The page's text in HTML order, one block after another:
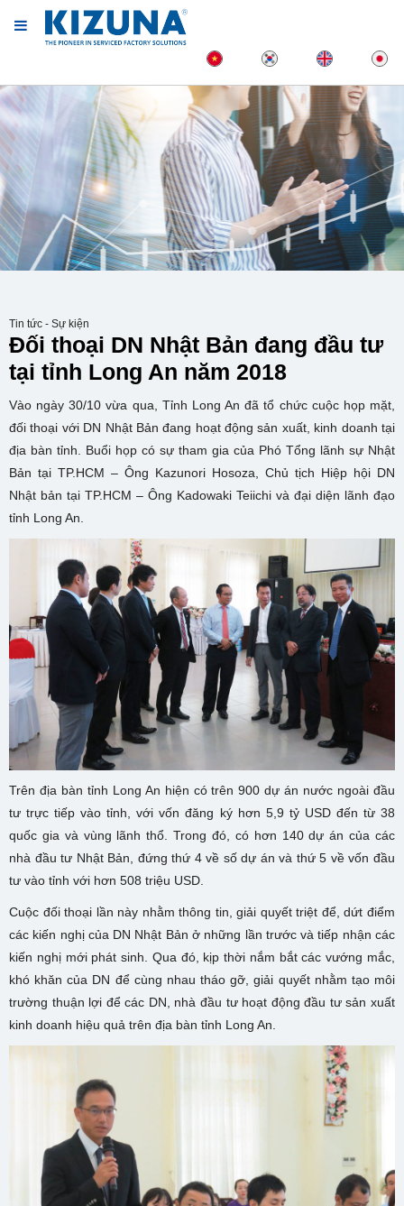
Tin tức - Sự kiện
Đối thoại DN Nhật Bản đang đầu tư
tại tỉnh Long An năm 2018
Vào ngày 30/10 vừa qua, Tỉnh Long An đã tổ chức cuộc họp mặt,
đối thoại với DN Nhật Bản đang hoạt động sản xuất, kinh doanh tại
địa bàn tỉnh. Buổi họp có sự tham gia của Phó Tổng lãnh sự Nhật
Bản tại TP.HCM – Ông Kazunori Hosoza, Chủ tịch Hiệp hội DN
Nhật bản tại TP.HCM – Ông Kadowaki Teiichi và đại diện lãnh đạo
tỉnh Long An.
Trên địa bàn tỉnh Long An hiện có trên 900 dự án nước ngoài đầu
tư trực tiếp vào tỉnh, với vốn đăng ký hơn 5,9 tỷ USD đến từ 38
quốc gia và vùng lãnh thổ. Trong đó, có hơn 140 dự án của các
nhà đầu tư Nhật Bản, đứng thứ 4 về số dự án và thứ 5 về vốn đầu
tư vào tỉnh với hơn 508 triệu USD.
Cuộc đối thoại lần này nhằm thông tin, giải quyết triệt để, dứt điểm
các kiến nghị của DN Nhật Bản ở những lần trước và tiếp nhận các
kiến nghị mới phát sinh. Qua đó, kịp thời nắm bắt các vướng mắc,
khó khăn của DN để cùng nhau tháo gỡ, giải quyết nhằm tạo môi
trường thuận lợi để các DN, nhà đầu tư hoạt động đầu tư sản xuất
kinh doanh hiệu quả trên địa bàn tỉnh Long An.